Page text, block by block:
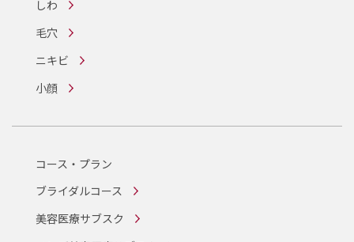
しわ
毛穴
ニキビ
小顔
コース・プラン
ブライダルコース
美容医療サブスク